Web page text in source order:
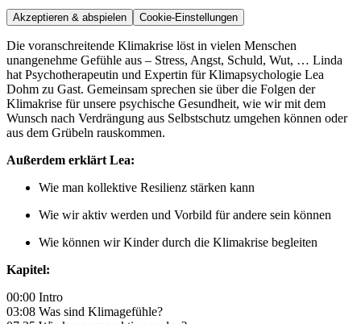
Akzeptieren & abspielen Cookie-Einstellungen
Die voranschreitende Klimakrise löst in vielen Menschen
unangenehme Gefühle aus – Stress, Angst, Schuld, Wut, … Linda
hat Psychotherapeutin und Expertin für Klimapsychologie Lea
Dohm zu Gast. Gemeinsam sprechen sie über die Folgen der
Klimakrise für unsere psychische Gesundheit, wie wir mit dem
Wunsch nach Verdrängung aus Selbstschutz umgehen können oder
aus dem Grübeln rauskommen.
Außerdem erklärt Lea:
Wie man kollektive Resilienz stärken kann
Wie wir aktiv werden und Vorbild für andere sein können
Wie können wir Kinder durch die Klimakrise begleiten
Kapitel:
00:00 Intro
03:08 Was sind Klimagefühle?